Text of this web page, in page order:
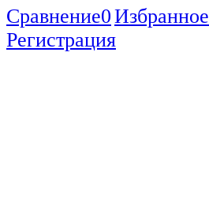
Сравнение0Избранное
Регистрация